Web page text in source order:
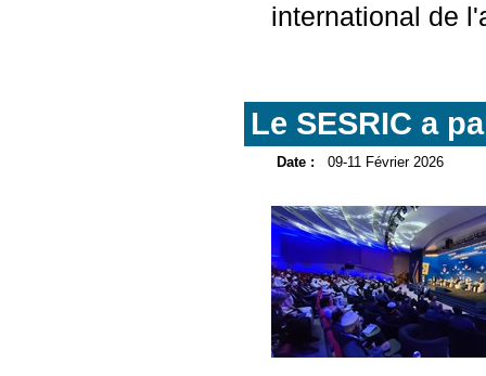
international de
Le SESRIC a
Date : 09-11 Février 2026